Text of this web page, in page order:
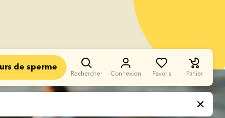
de sperme
Rechercher Connexion Favoris Panier